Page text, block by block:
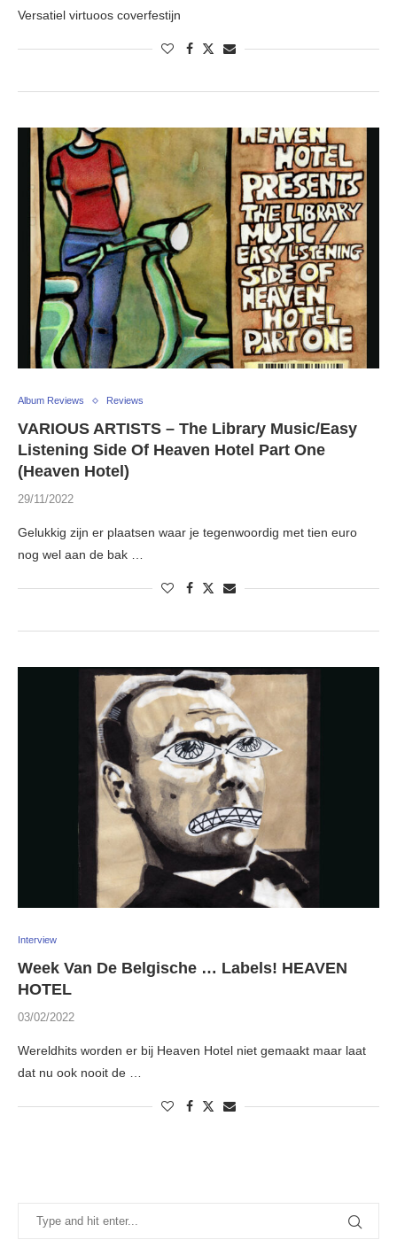
Versatiel virtuoos coverfestijn
Album Reviews Reviews
VARIOUS ARTISTS – The Library Music/Easy
Listening Side Of Heaven Hotel Part One
(Heaven Hotel)
29/11/2022
Gelukkig zijn er plaatsen waar je tegenwoordig met tien euro
nog wel aan de bak …
Interview
Week Van De Belgische … Labels! HEAVEN
HOTEL
03/02/2022
Wereldhits worden er bij Heaven Hotel niet gemaakt maar laat
dat nu ook nooit de …